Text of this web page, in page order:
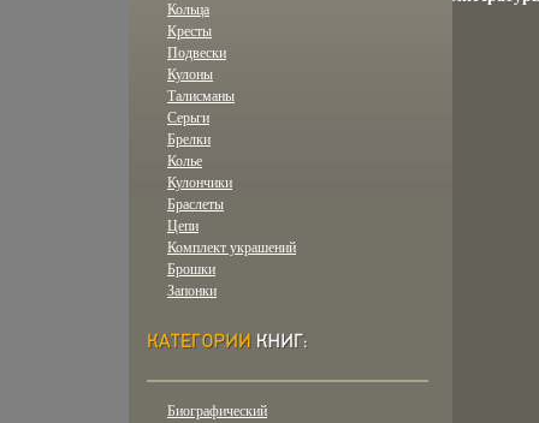
Кольца
Кресты
Подвески
Кулоны
Талисманы
Серьги
Брелки
Колье
Кулончики
Браслеты
Цепи
Комплект украшений
Брошки
Запонки
Биографический